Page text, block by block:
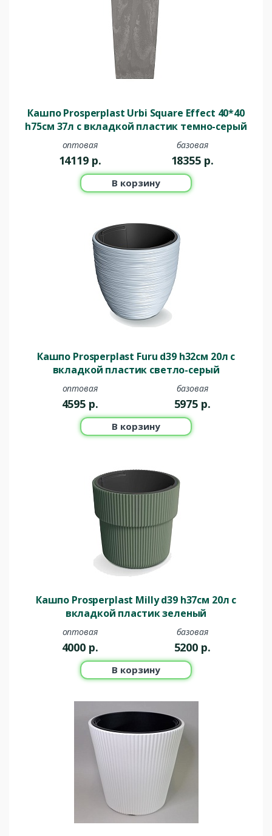
Кашпо Prosperplast Urbi Square Effect 40*40
h75см 37л c вкладкой пластик темно-серый
оптовая
14119 р.
базовая
18355 р.
В корзину
Кашпо Prosperplast Furu d39 h32см 20л с
вкладкой пластик светло-серый
оптовая
4595 р.
базовая
5975 р.
В корзину
Кашпо Prosperplast Milly d39 h37см 20л c
вкладкой пластик зеленый
оптовая
4000 р.
базовая
5200 р.
В корзину